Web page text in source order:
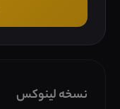
نسخه لینوکس